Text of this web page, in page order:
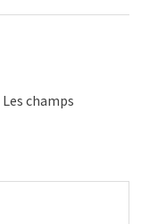
Les champs